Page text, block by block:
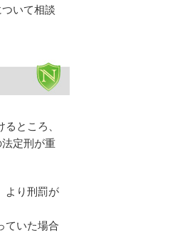
いて相談
ところ、
定刑が重
より刑罰が
ていた場合